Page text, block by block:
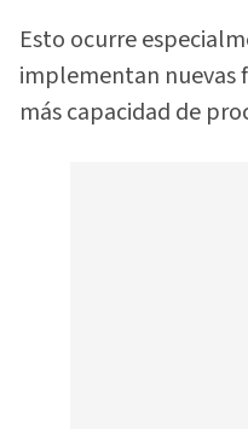
Esto ocurre
implementan nuevas
más capacidad de